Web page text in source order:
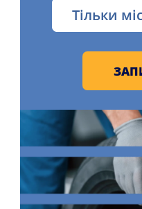
Тільки